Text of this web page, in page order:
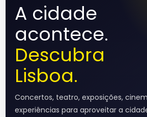
A cidade
acontece.
Descubra
Lisboa.
Concertos, teatro, exposições,
experiências para aproveitar a